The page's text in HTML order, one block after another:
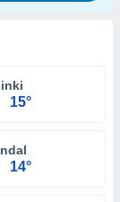
15°
14°